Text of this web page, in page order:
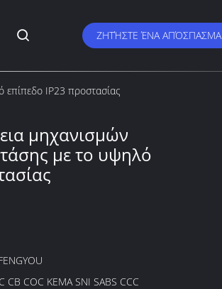
ΖΗΤΉΣΤΕ ΈΝΑ ΑΠΌΣΠΑΣΜΑ
επίπεδο IP23 προστασίας
μηχανισμών
με το υψηλό
CB COC KEMA SNI SABS CCC